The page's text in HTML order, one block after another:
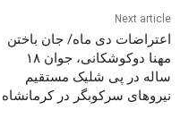
Next article
اعتراضات دی ماە/ جان باختن
مهنا دوکوشکانی، جوان ١٨
سالە در پی شلیک مستقیم
نیروهای سرکوبگر در کرمانشاە